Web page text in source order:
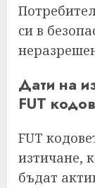
си в
Дати на
FUT
FUT
изтичане,
бъдат